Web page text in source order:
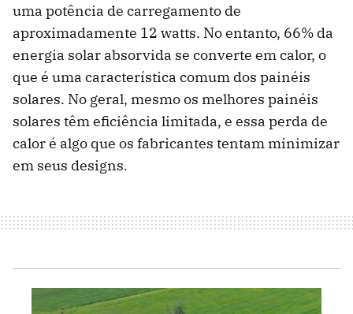
uma potência de carregamento de
aproximadamente 12 watts. No entanto, 66% da
energia solar absorvida se converte em calor, o
que é uma característica comum dos painéis
solares. No geral, mesmo os melhores painéis
solares têm eficiência limitada, e essa perda de
calor é algo que os fabricantes tentam minimizar
em seus designs.